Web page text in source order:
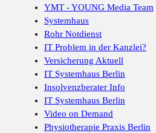
YMT - YOUNG Media Team
Systemhaus
Rohr Notdienst
IT Problem in der Kanzlei?
Versicherung Aktuell
IT Systemhaus Berlin
Insolvenzberater Info
IT Systemhaus Berlin
Video on Demand
Physiotherapie Praxis Berlin